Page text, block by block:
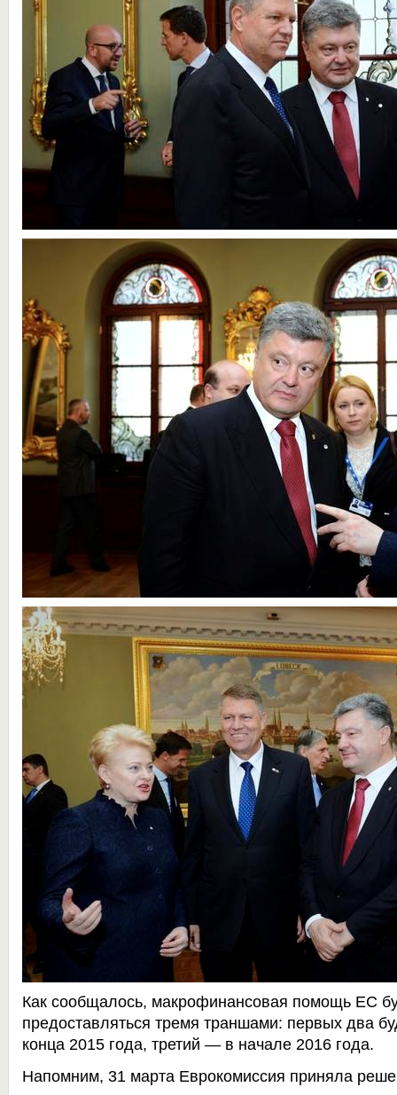
Как сообщалось, макрофинансовая помощь ЕС
предоставляться тремя траншами: первых два
конца 2015 года, третий — в начале 2016 года.
Напомним, 31 марта Еврокомиссия приняла